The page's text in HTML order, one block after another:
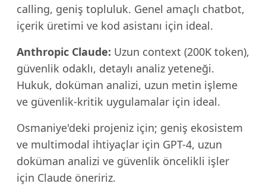
calling, geniş topluluk. Genel amaçlı chatbot,
içerik üretimi ve kod asistanı için ideal.
Anthropic Claude: Uzun context (200K token),
güvenlik odaklı, detaylı analiz yeteneği.
Hukuk, doküman analizi, uzun metin işleme
ve güvenlik-kritik uygulamalar için ideal.
Osmaniye'deki projeniz için; geniş ekosistem
ve multimodal ihtiyaçlar için GPT-4, uzun
doküman analizi ve güvenlik öncelikli işler
için Claude öneririz.